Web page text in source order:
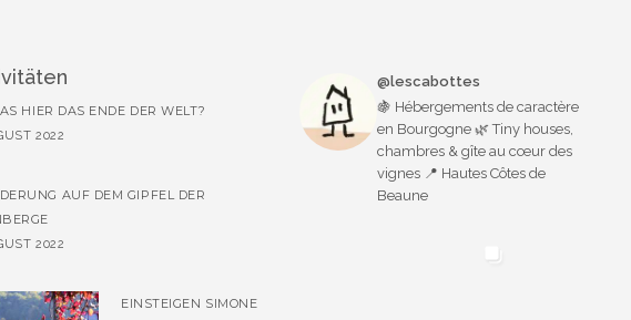
HIER DAS ENDE DER WELT?
2022
AUF DEM GIPFEL DER
2022
EINSTEIGEN SIMONE
@lescabottes
🍇 Hébergements de caractère
en Bourgogne 🌿 Tiny houses,
chambres & gîte au cœur des
vignes 📍 Hautes Côtes de
Beaune